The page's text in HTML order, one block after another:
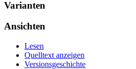
Varianten
Ansichten
Lesen
Quelltext anzeigen
Versionsgeschichte